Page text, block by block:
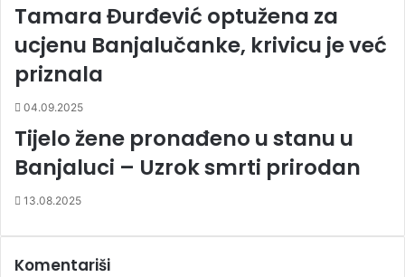
Tamara Đurđević optužena za
ucjenu Banjalučanke, krivicu je već
priznala
04.09.2025
Tijelo žene pronađeno u stanu u
Banjaluci – Uzrok smrti prirodan
13.08.2025
Komentariši